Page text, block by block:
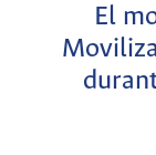
El